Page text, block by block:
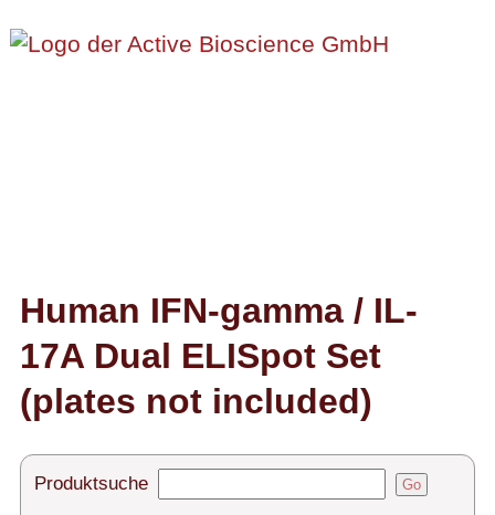
Diaclone Produkte
Home
Produkte
Technischer Support
Human IFN-gamma / IL-
17A Dual ELISpot Set
(plates not included)
Produktsuche Go